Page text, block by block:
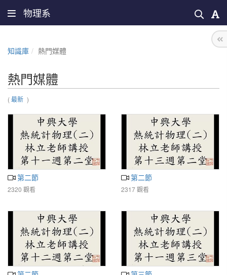
物理系
知識庫 熱門媒體
熱門媒體
(最新 )
第二節
2320 觀看
第二節
2317 觀看